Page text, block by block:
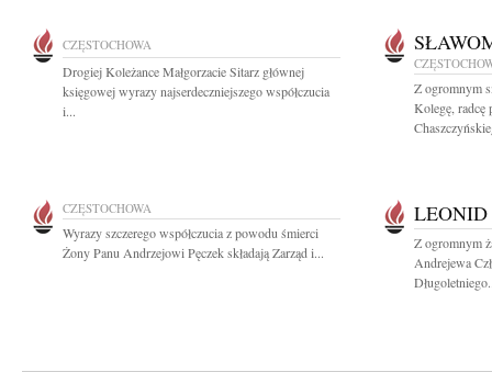
CZĘSTOCHOWA
Drogiej Koleżance Małgorzacie Sitarz głównej
księgowej wyrazy najserdeczniejszego współczucia
i...
Z ogromnym
Kolegę, radcę
CZĘSTOCHOWA
Wyrazy szczerego współczucia z powodu śmierci
Żony Panu Andrzejowi Pęczek składają Zarząd i...
LEONID
Z ogromnym
Andrejewa